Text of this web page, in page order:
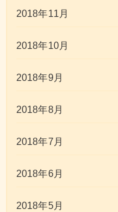
2018年11月
2018年10月
2018年9月
2018年8月
2018年7月
2018年6月
2018年5月